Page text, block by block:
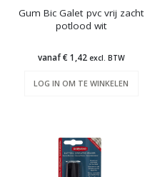
Gum Bic Galet pvc vrij zacht
potlood wit
vanaf € 1,42 excl. BTW
LOG IN OM TE WINKELEN